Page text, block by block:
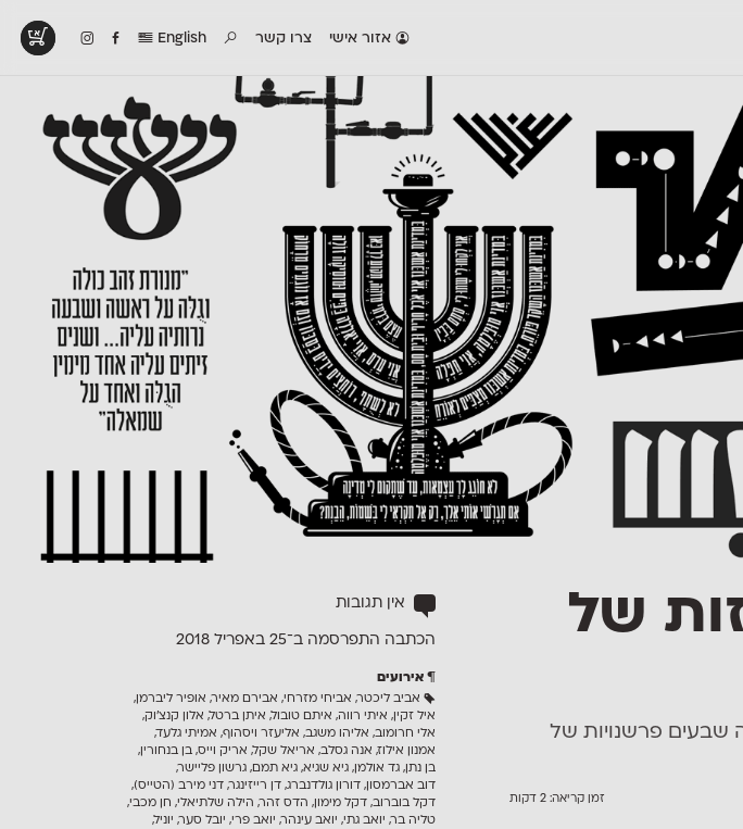
אזור אישי צרו קשר English
תעמולה
פונטים בפעולה
בואו לראות עיצובים
מטריפים שנעשו עם
קטלוג להדפסה טבלת השוואה
טבלה עם כל המאפיינים
של הפונטים שלנו זה
לצד זה
של
מציגה שבעים פרשנויות של
זמן קריאה:2 דקות
אין תגובות
הכתבה התפרסמה ב־25 ב אפריל 2018
אירועים
אביב ליכטר, אביחי מזרחי, אבירם מאיר, אופיר ליברמן ,
איל זקין , איתי רווה, איתם טובול, איתן ברטל, אלון קנצ׳וק,
אלי חרומוב, אליהו משגב, אליעזר ויסהוף, אמיתי גלעד,
אמנון אילוז, אנה גסלב, אריאל שקל, אריק וייס, בן בנחורין ,
בן נתן , גד אולמן , גיא שגיא, גיא תמם, גרשון פליישר,
דוב אברמסון , דורון גולדנברג, דן רייזינגר, דני מירב (הטייס),
דקל בוברוב, דקל מימון , הדס זהר, הילה שלתיאלי, חן מכבי,
טליה בר, יואב גתי, יואב עינהר, יואב פרי, יובל סער, יוניל,